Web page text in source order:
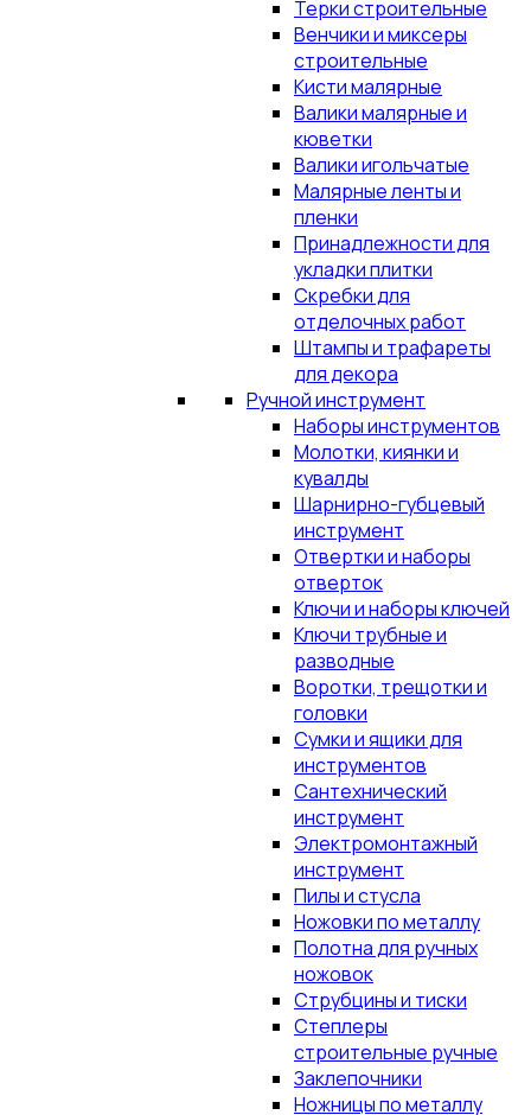
Терки строительные
Венчики и миксеры
строительные
Кисти малярные
Валики малярные и
кюветки
Валики игольчатые
Малярные ленты и
пленки
Принадлежности для
укладки плитки
Скребки для
отделочных работ
Штампы и трафареты
для декора
Ручной инструмент
Наборы инструментов
Молотки, киянки и
кувалды
Шарнирно-губцевый
инструмент
Отвертки и наборы
отверток
Ключи и наборы ключей
Ключи трубные и
разводные
Воротки, трещотки и
головки
Сумки и ящики для
инструментов
Сантехнический
инструмент
Электромонтажный
инструмент
Пилы и стусла
Ножовки по металлу
Полотна для ручных
ножовок
Струбцины и тиски
Степлеры
строительные ручные
Заклепочники
Ножницы по металлу